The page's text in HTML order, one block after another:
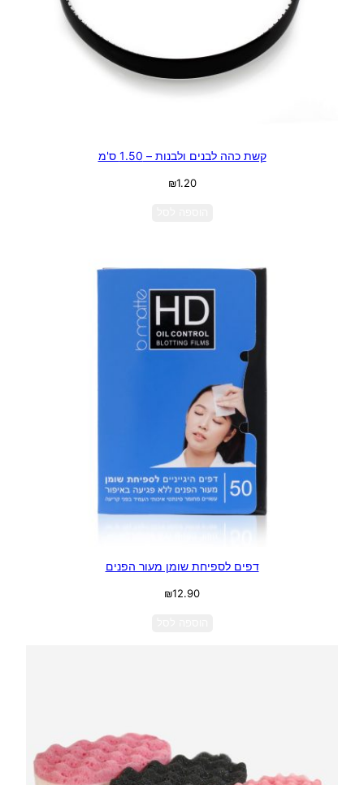
קשת כהה לבנים ולבנות – 1.50 ס'מ
₪1.20
דפים לספיחת שומן מעור הפנים
₪12.90